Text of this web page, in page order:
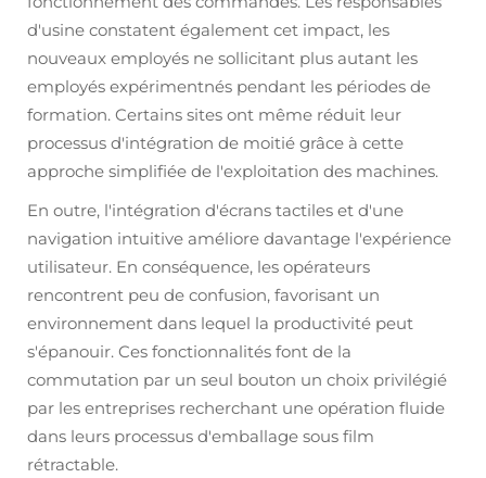
d'usine constatent également cet impact, les
nouveaux employés ne sollicitant plus autant les
employés expérimentnés pendant les périodes de
formation. Certains sites ont même réduit leur
processus d'intégration de moitié grâce à cette
approche simplifiée de l'exploitation des machines.
En outre, l'intégration d'écrans tactiles et d'une
navigation intuitive améliore davantage l'expérience
utilisateur. En conséquence, les opérateurs
rencontrent peu de confusion, favorisant un
environnement dans lequel la productivité peut
s'épanouir. Ces fonctionnalités font de la
commutation par un seul bouton un choix privilégié
par les entreprises recherchant une opération fluide
dans leurs processus d'emballage sous film
rétractable.